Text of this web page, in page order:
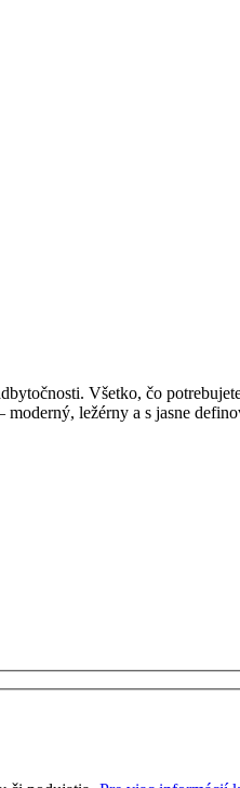
Všetko, čo
ležérny a s jasne